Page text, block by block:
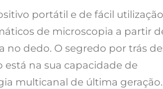
portátil e de fácil
de microscopia a partir
no dedo. O segredo por trás
na sua capacidade de
multicanal de última geração.